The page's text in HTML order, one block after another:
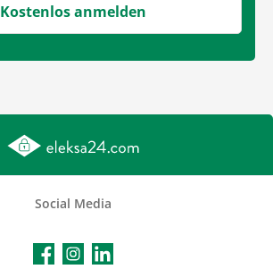
Kostenlos anmelden
Social Media
FacebookInstagramLinkedIn